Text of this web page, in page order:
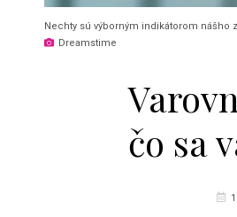
Nechty sú výborným indikátorom nášho
Dreamstime
čo sa